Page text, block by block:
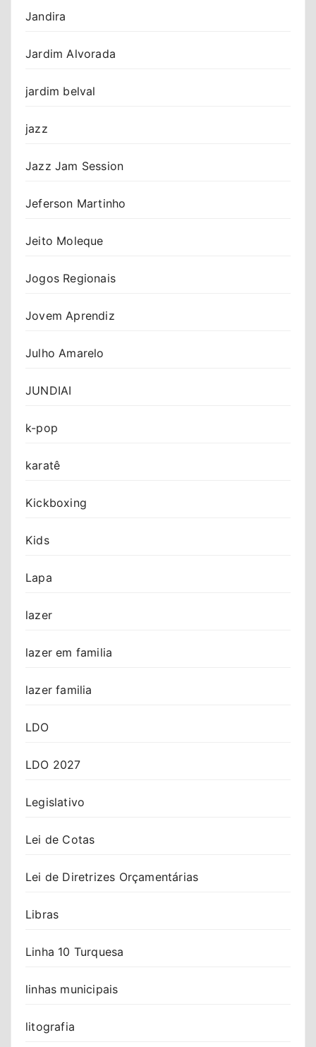
Jandira
Jardim Alvorada
jardim belval
jazz
Jazz Jam Session
Jeferson Martinho
Jeito Moleque
Jogos Regionais
Jovem Aprendiz
Julho Amarelo
JUNDIAI
k-pop
karatê
Kickboxing
Kids
Lapa
lazer
lazer em familia
lazer familia
LDO
LDO 2027
Legislativo
Lei de Cotas
Lei de Diretrizes Orçamentárias
Libras
Linha 10 Turquesa
linhas municipais
litografia